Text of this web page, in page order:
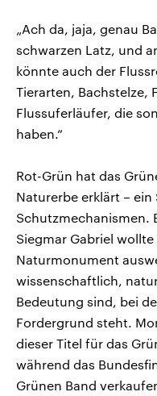
„Ach da, jaja, genau
schwarzen Latz, und
könnte auch der
Tierarten, Bachstelze,
Flussuferläufer, die
haben.“
Rot-Grün hat das
Naturerbe erklärt – ein
Schutzmechanismen.
Siegmar Gabriel
Naturmonument
wissenschaftlich,
Bedeutung sind, bei
Fordergrund steht.
dieser Titel für das
während das
Grünen Band